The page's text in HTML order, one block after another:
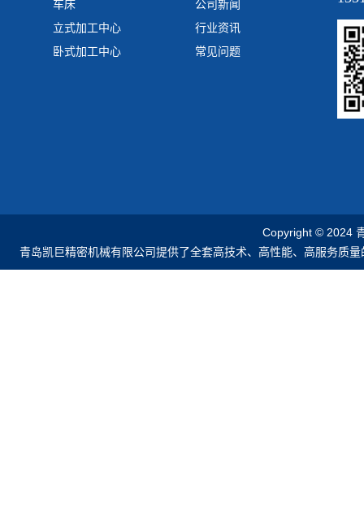
车床
立式加工中心
卧式加工中心
公司新闻
行业资讯
常见问题
Copyright © 2024
青岛凯巨精密机械有限公司提供了全套高技术、高性能、高服务质